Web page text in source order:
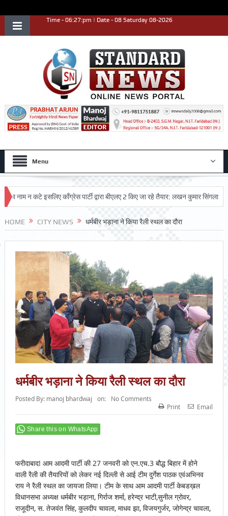
Time - 06:27:pm | Date - 08 Saturday 08-2026
Menu
न कटे इसलिए काँग्रेस पार्टी द्वारा बीएलए 2 किए जा रहे तैयार: लखन कुमार सिंगला
HOME CITY NEWS धर्मबीर भड़ाना ने किया रैली स्थल का दौरा
धर्मबीर भड़ाना ने किया रैली स्थल का दौरा
Posted By: manoj bhardwaj on:
No Comments
Print
Email
Share this on WhatsApp
फरीदाबाद! आम आदमी पार्टी की 27 जनवरी को एन.एच.3 बौद्ध बिहार में होने
वाली रैली की तैयारियों को लेकर नई दिल्ली से आई टीम दुर्गेश पाठक एवंअभिनव
राय ने रैली स्थल का जायजा लिया। टीम के साथ आम आदमी पार्टी केबडख़ल
विधानसभा अध्यक्ष धर्मबीर भड़ाना, गिर्राज शर्मा, हरेन्द्र भाटी,सुनील ग्रोवर,
राजूदीन, स. तेजवंत सिंह, कुलदीप चावला, माधव झा, विजयगुर्जर, जोगेन्द्र चावला,